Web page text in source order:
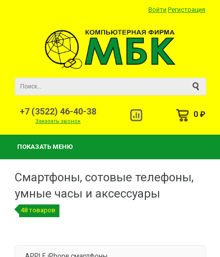
Войти Регистрация
+7 (3522) 46-40-38
Заказать звонок
0 ₽
ПОКАЗАТЬ МЕНЮ
Смартфоны, сотовые телефоны,
умные часы и аксессуары
48 товаров